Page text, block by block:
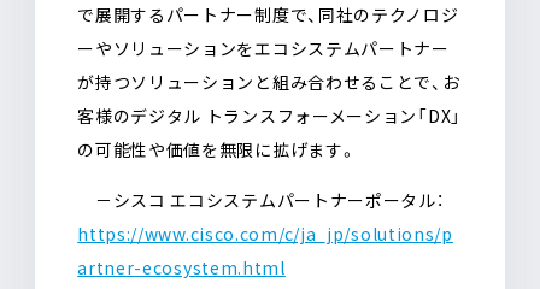
で展開するパートナー制度で、同社のテクノロジ
ーやソリューションをエコシステムパートナー
が持つソリューションと組み合わせることで、お
客様のデジタル トランスフォーメーション「DX」
の可能性や価値を無限に拡げます。
－シスコ エコシステムパートナーポータル：
https://www.cisco.com/c/ja_jp/solutions/p
artner-ecosystem.html